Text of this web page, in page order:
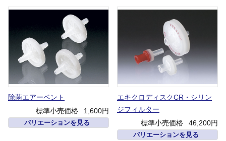
除菌エアーベント
標準小売価格
1,600円
バリエーションを見る
エキクロディスクCR・シリン
ジフィルター
標準小売価格
46,200円
バリエーションを見る